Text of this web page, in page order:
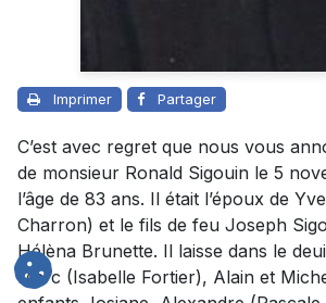
Imprimer Partager
C’est avec regret que nous vous
de monsieur Ronald Sigouin le 5
l’âge de 83 ans. Il était l’époux de
Charron) et le fils de feu Joseph
Hélèna Brunette. Il laisse dans le
Marc (Isabelle Fortier), Alain et